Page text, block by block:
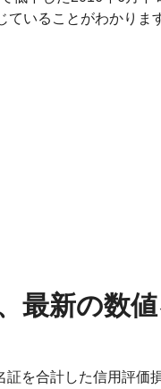
いることがわかりま
最新の数
証を合計した信用評価